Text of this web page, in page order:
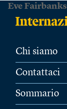
Eve Fairbanks
Chi siamo
Contattaci
Sommario